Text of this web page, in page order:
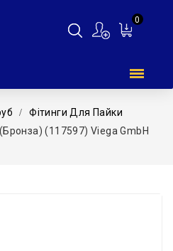
0
Фітинги Для Пайки
(117597) Viega GmbH